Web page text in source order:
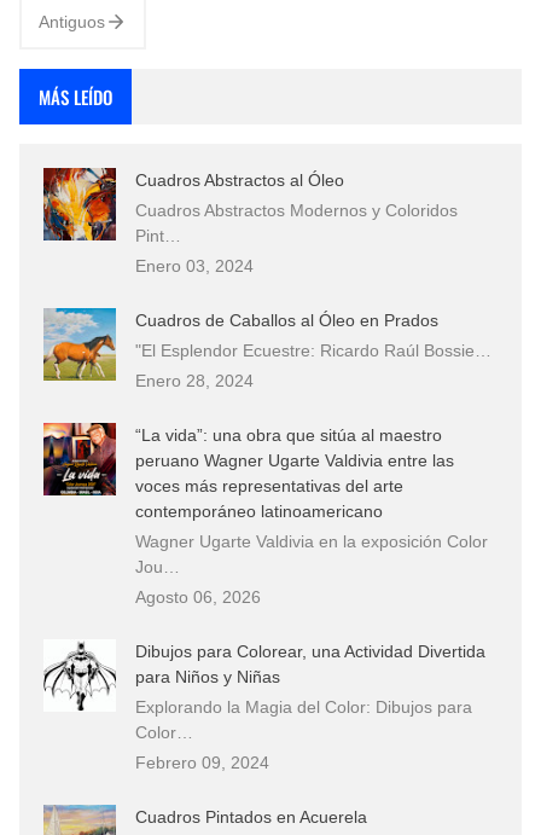
Antiguos
MÁS LEÍDO
Cuadros Abstractos al Óleo
Cuadros Abstractos Modernos y Coloridos
Pint…
Enero 03, 2024
Cuadros de Caballos al Óleo en Prados
"El Esplendor Ecuestre: Ricardo Raúl Bossie…
Enero 28, 2024
“La vida”: una obra que sitúa al maestro
peruano Wagner Ugarte Valdivia entre las
voces más representativas del arte
contemporáneo latinoamericano
Wagner Ugarte Valdivia en la exposición Color
Jou…
Agosto 06, 2026
Dibujos para Colorear, una Actividad Divertida
para Niños y Niñas
Explorando la Magia del Color: Dibujos para
Color…
Febrero 09, 2024
Cuadros Pintados en Acuerela